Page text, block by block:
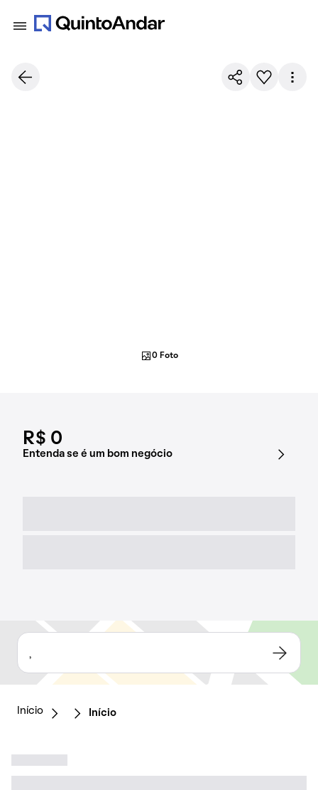
R$ 0
Entenda se é um bom negócio
0 Foto
,
Início Início